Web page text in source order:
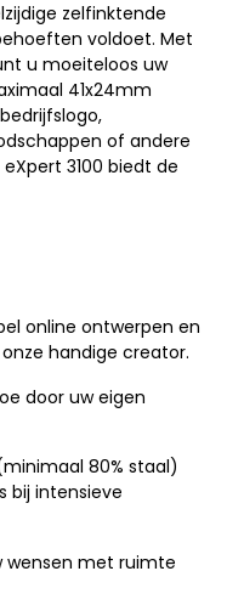
zelfinktende
voldoet. Met
u moeiteloos uw
41x24mm
of andere
3100 biedt de
online ontwerpen en
handige creator.
door uw eigen
80% staal)
bij intensieve
wensen met ruimte